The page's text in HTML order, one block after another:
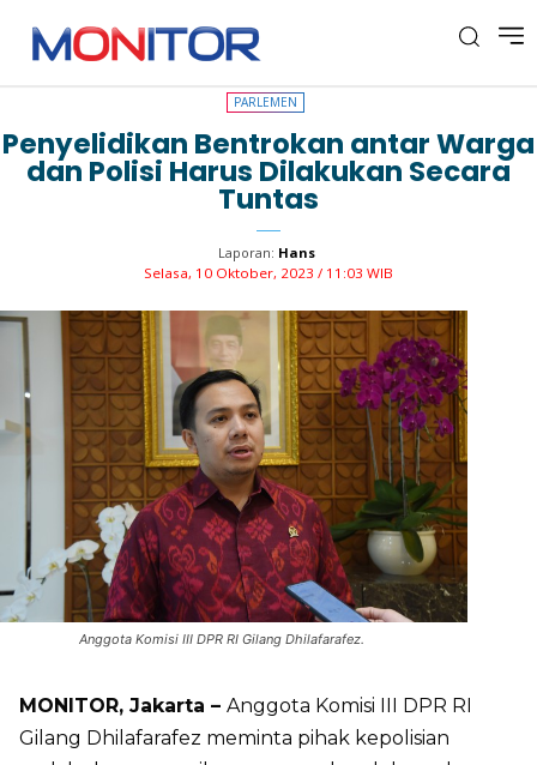
PARLEMEN
PARLEMEN
Penyelidikan Bentrokan antar Warga
dan Polisi Harus Dilakukan Secara
Tuntas
Laporan: Hans
Selasa, 10 Oktober, 2023 / 11:03 WIB
Anggota Komisi III DPR RI Gilang Dhilafarafez.
MONITOR, Jakarta – Anggota Komisi III DPR RI
Gilang Dhilafarafez meminta pihak kepolisian